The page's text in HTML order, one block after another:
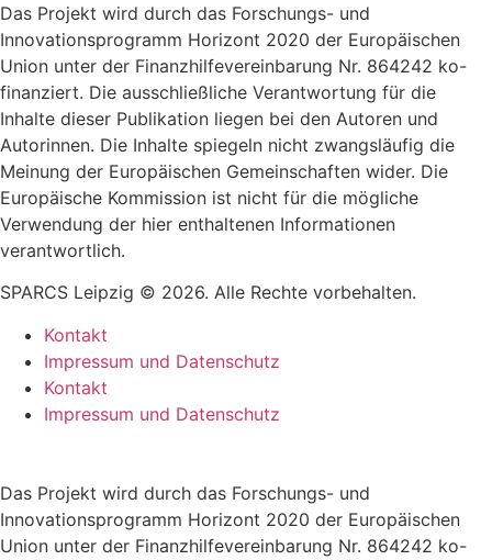
Das Projekt wird durch das Forschungs- und
Innovationsprogramm Horizont 2020 der Europäischen
Union unter der Finanzhilfevereinbarung Nr. 864242 ko-
finanziert. Die ausschließliche Verantwortung für die
Inhalte dieser Publikation liegen bei den Autoren und
Autorinnen. Die Inhalte spiegeln nicht zwangsläufig die
Meinung der Europäischen Gemeinschaften wider. Die
Europäische Kommission ist nicht für die mögliche
Verwendung der hier enthaltenen Informationen
verantwortlich.
SPARCS Leipzig © 2026. Alle Rechte vorbehalten.
Kontakt
Impressum und Datenschutz
Kontakt
Impressum und Datenschutz
Das Projekt wird durch das Forschungs- und
Innovationsprogramm Horizont 2020 der Europäischen
Union unter der Finanzhilfevereinbarung Nr. 864242 ko-